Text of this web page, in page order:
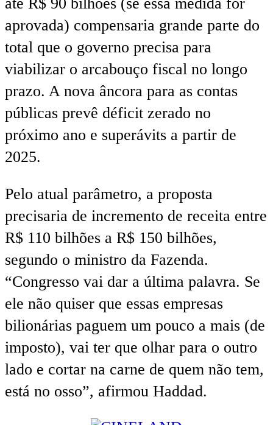
aprovada) compensaria grande parte do
total que o governo precisa para
viabilizar o arcabouço fiscal no longo
prazo. A nova âncora para as contas
públicas prevê déficit zerado no
próximo ano e superávits a partir de
2025.
Pelo atual parâmetro, a proposta
precisaria de incremento de receita entre
R$ 110 bilhões a R$ 150 bilhões,
segundo o ministro da Fazenda.
“Congresso vai dar a última palavra. Se
ele não quiser que essas empresas
bilionárias paguem um pouco a mais (de
imposto), vai ter que olhar para o outro
lado e cortar na carne de quem não tem,
está no osso”, afirmou Haddad.